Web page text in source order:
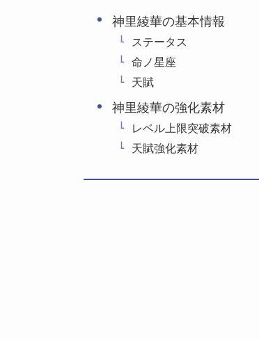
神里綾華の基本情報
ステータス
命ノ星座
天賦
神里綾華の強化素材
レベル上限突破素材
天賦強化素材